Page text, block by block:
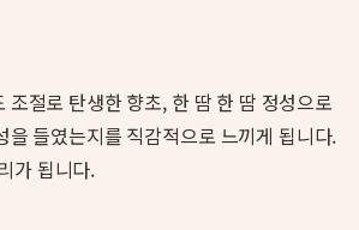
절로 탄생한 향초, 한 땀 한 땀 정성으로
들였는지를 직감적으로 느끼게 됩니다.
가 됩니다.